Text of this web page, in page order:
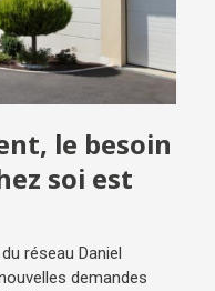
le besoin
soi est
réseau Daniel
demandes